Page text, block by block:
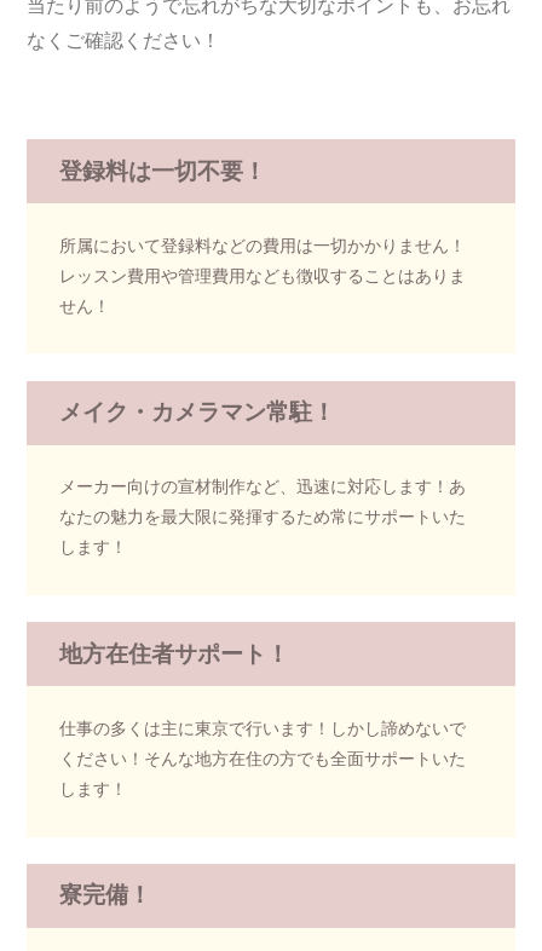
当たり前のようで忘れがちな大切なポイントも、お忘れ
なくご確認ください！
登録料は一切不要！
所属において登録料などの費用は一切かかりません！
レッスン費用や管理費用なども徴収することはありま
せん！
メイク・カメラマン常駐！
メーカー向けの宣材制作など、迅速に対応します！ あ
なたの魅力を最大限に発揮するため常にサポートいた
します！
地方在住者サポート！
仕事の多くは主に東京で行います！ しかし諦めないで
ください！そんな地方在住の方でも全面サポートいた
します！
寮完備！